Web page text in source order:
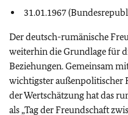
31.01.1967
Der deutsch-rumänische
weiterhin die Grundlage für
Beziehungen. Gemeinsam
wichtigster außenpolitischer
der Wertschätzung hat das
als „Tag der Freundschaft